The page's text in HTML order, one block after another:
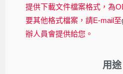
提供下載文件檔案格式，為
要其他格式檔案，請E-mail至
辦人員會提供給您。
用途